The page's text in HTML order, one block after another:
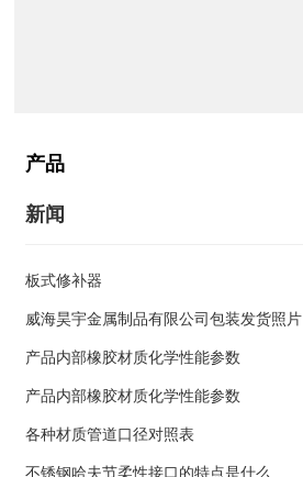
产品
新闻
板式修补器
威海昊宇金属制品有限公司包装发货照片
产品内部橡胶材质化学性能参数
产品内部橡胶材质化学性能参数
各种材质管道口径对照表
不锈钢哈夫节柔性接口的特点是什么